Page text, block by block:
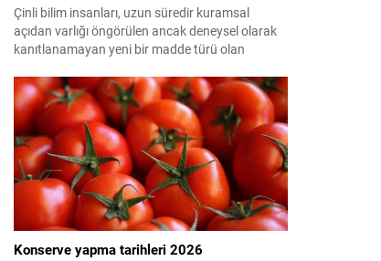
Çinli bilim insanları, uzun süredir kuramsal
açıdan varlığı öngörülen ancak deneysel olarak
kanıtlanamayan yeni bir madde türü olan
kanıt elde etti.
Konserve yapma tarihleri 2026